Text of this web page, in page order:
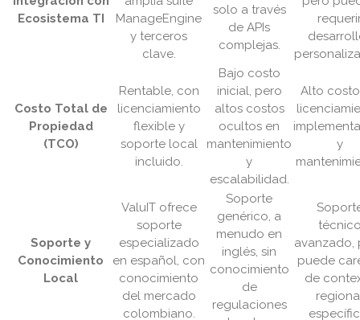
Ecosistema TI
ManageEngine
y terceros
clave.
solo a través
de APIs
complejas.
Costo Total de
Propiedad
(TCO)
Rentable, con
licenciamiento
flexible y
soporte local
incluido.
Bajo costo
inicial, pero
altos costos
ocultos en
mantenimiento
y
escalabilidad.
Alto
y
Soporte y
Conocimiento
Local
ValuIT ofrece
soporte
especializado
en español, con
conocimiento
del mercado
colombiano.
Soporte
genérico, a
menudo en
inglés, sin
conocimiento
de
regulaciones
avanzado,
puede
de